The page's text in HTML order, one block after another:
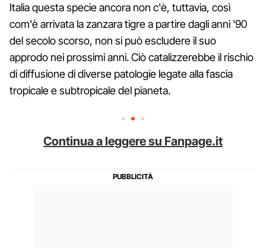
Italia questa specie ancora non c'è, tuttavia, così
com'è arrivata la zanzara tigre a partire dagli anni '90
del secolo scorso, non si può escludere il suo
approdo nei prossimi anni. Ciò catalizzerebbe il rischio
di diffusione di diverse patologie legate alla fascia
tropicale e subtropicale del pianeta.
Continua a leggere su Fanpage.it